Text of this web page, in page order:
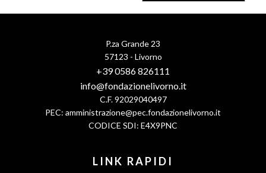
P.za Grande 23
57123 - Livorno
+39 0586 826111
info@fondazionelivorno.it
C.F. 92029040497
PEC: amministrazione@pec.fondazionelivorno.it
CODICE SDI: E4X9PNC
LINK RAPIDI